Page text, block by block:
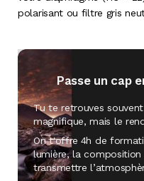
polarisant ou filtre gris
Passe un cap
Tu te retrouves
magnifique, mais le
On t'offre 4h de
lumière, la
transmettre